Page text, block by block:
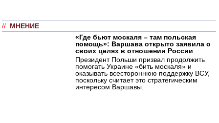
// МНЕНИЕ
«Где бьют москаля – там польская
помощь»: Варшава открыто заявила о
своих целях в отношении России
Президент Польши призвал продолжить
помогать Украине «бить москаля» и
оказывать всестороннюю поддержку ВСУ,
поскольку считает это стратегическим
интересом Варшавы.